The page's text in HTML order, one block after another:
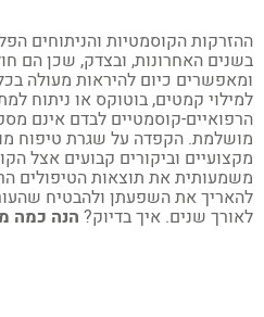
הקוסמטיות והניתוחים
האחרונות, ובצדק, שכן הם
כיום להיראות מעולה בכל
קמטים, בוטוקס או ניתוח
קוסמטיים לבדם אינם
הקפדה על שגרת טיפוח
וביקורים קבועים אצל
את תוצאות הטיפולים
את השפעתן ולהבטיח שהעור
שנים. איך בדיוק?הנה כמה